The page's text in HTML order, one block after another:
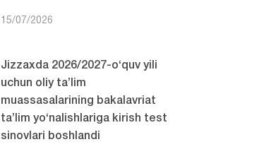
15/07/2026
Jizzaxda 2026/2027-o‘quv yili
uchun oliy ta’lim
muassasalarining bakalavriat
ta’lim yo‘nalishlariga kirish test
sinovlari boshlandi